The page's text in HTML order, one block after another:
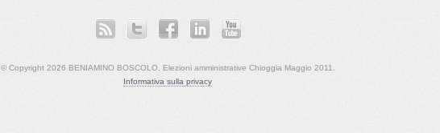
© Copyright 2026 BENIAMINO BOSCOLO. Elezioni amministrative Chioggia Maggio 2011.
Informativa sulla privacy